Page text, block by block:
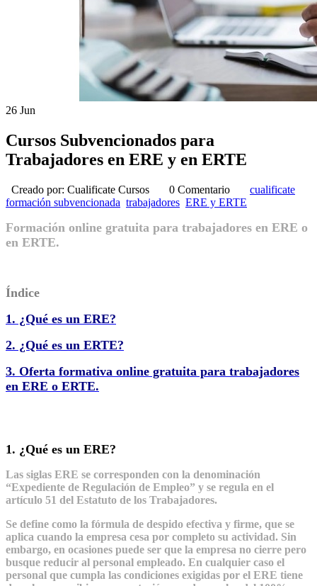
26 Jun
Cursos Subvencionados para
Trabajadores en ERE y en ERTE
Creado por: Cualificate Cursos 0 Comentario
cualificate
formación subvencionada trabajadores ERE y ERTE
Formación online gratuita para trabajadores en ERE o
en ERTE.
Índice
1. ¿Qué es un ERE?
2. ¿Qué es un ERTE?
3. Oferta formativa online gratuita para trabajadores
en ERE o ERTE.
1. ¿Qué es un ERE?
Las siglas ERE se corresponden con la denominación
“Expediente de Regulación de Empleo” y se regula en el
artículo 51 del Estatuto de los Trabajadores.
Se define como la fórmula de despido efectiva y firme, que se
aplica cuando la empresa cesa por completo su actividad. Sin
embargo, en ocasiones puede ser que la empresa no cierre pero
busque reducir al personal empleado. En cualquier caso el
personal que cumpla las condiciones exigidas por el ERE tiene